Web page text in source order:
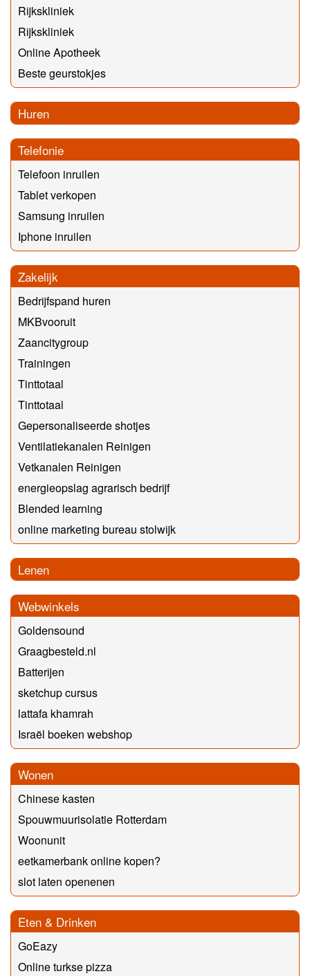
Rijkskliniek
Rijkskliniek
Online Apotheek
Beste geurstokjes
Huren
Telefonie
Telefoon inruilen
Tablet verkopen
Samsung inruilen
Iphone inruilen
Zakelijk
Bedrijfspand huren
MKBvooruit
Zaancitygroup
Trainingen
Tinttotaal
Tinttotaal
Gepersonaliseerde shotjes
Ventilatiekanalen Reinigen
Vetkanalen Reinigen
energieopslag agrarisch bedrijf
Blended learning
online marketing bureau stolwijk
Lenen
Webwinkels
Goldensound
Graagbesteld.nl
Batterijen
sketchup cursus
lattafa khamrah
Israël boeken webshop
Wonen
Chinese kasten
Spouwmuurisolatie Rotterdam
Woonunit
eetkamerbank online kopen?
slot laten openenen
Eten & Drinken
GoEazy
Online turkse pizza